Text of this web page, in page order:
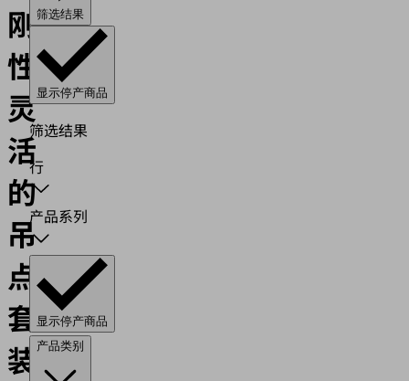
刚
性/
灵
活
的
吊
点
套
装
筛选结果
显示停产商品
筛选结果
行
产品系列
显示停产商品
产品类别